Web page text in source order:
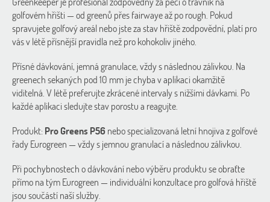
golfovém hřišti — od greenů přes fairwaye až po rough. Pokud
spravujete golfový areál nebo jste za stav hřiště zodpovědní, platí pro
vás v létě přísnější pravidla než pro kohokoliv jiného.
Přísné dávkování, jemná granulace, vždy s následnou zálivkou. Na
greenech sekaných pod 10 mm je chyba v aplikaci okamžitě
viditelná. V létě preferujte zkrácené intervaly s nižšími dávkami. Po
každé aplikaci sledujte stav porostu a reagujte.
Produkt:Pro Greens P56nebo specializovaná letní hnojiva z golfové
řady Eurogreen — vždy s jemnou granulací a následnou zálivkou.
Při pochybnostech o dávkování nebo výběru produktu se obraťte
přímo na tým Eurogreen — individuální konzultace pro golfová hřiště
jsou součástí naší služby.